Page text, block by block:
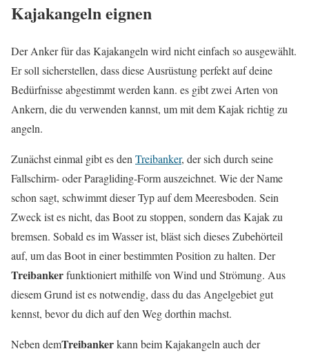
Kajakangeln eignen
Der Anker für das Kajakangeln wird nicht einfach so ausgewählt.
Er soll sicherstellen, dass diese Ausrüstung perfekt auf deine
Bedürfnisse abgestimmt werden kann. es gibt zwei Arten von
Ankern, die du verwenden kannst, um mit dem Kajak richtig zu
angeln.
Zunächst einmal gibt es den Treibanker, der sich durch seine
Fallschirm- oder Paragliding-Form auszeichnet. Wie der Name
schon sagt, schwimmt dieser Typ auf dem Meeresboden. Sein
Zweck ist es nicht, das Boot zu stoppen, sondern das Kajak zu
bremsen. Sobald es im Wasser ist, bläst sich dieses Zubehörteil
auf, um das Boot in einer bestimmten Position zu halten. Der
Treibankerfunktioniert mithilfe von Wind und Strömung. Aus
diesem Grund ist es notwendig, dass du das Angelgebiet gut
kennst, bevor du dich auf den Weg dorthin machst.
Neben demTreibankerkann beim Kajakangeln auch der